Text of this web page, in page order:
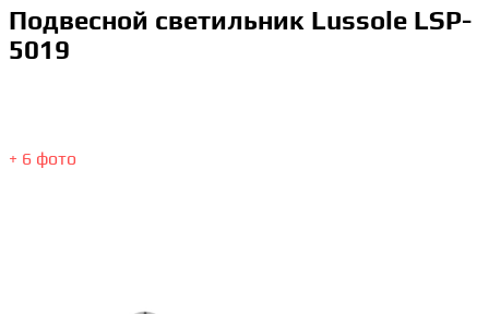
Подвесной светильник Lussole LSP-
5019
+ 6 фото